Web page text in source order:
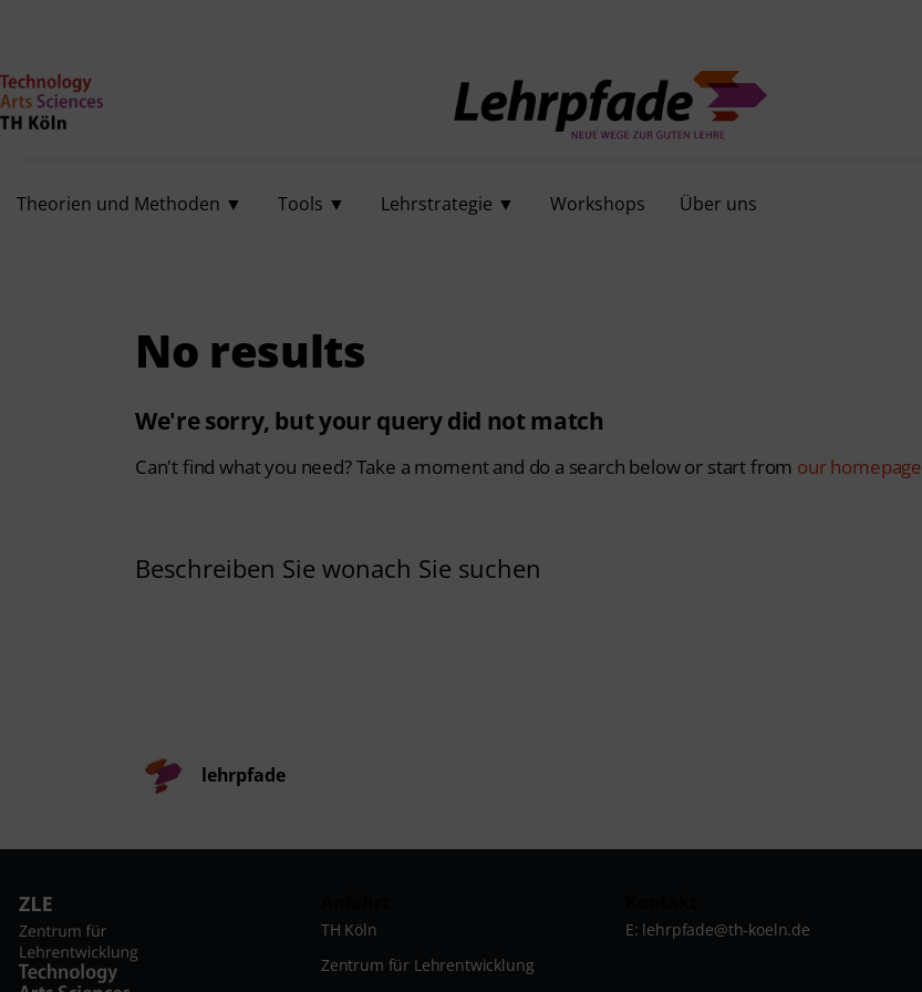
Theorien und Methoden ▼ Tools ▼ Lehrstrategie ▼ Workshops Über uns
Tools
Lehrstrategie
Workshops
No results
We're sorry, but your query did not match
Can't find what you need? Take a moment and do a search below or start from our homepage
lehrpfade
TH Köln
Zentrum für Lehrentwicklung
E: lehrpfade@th-koeln.de